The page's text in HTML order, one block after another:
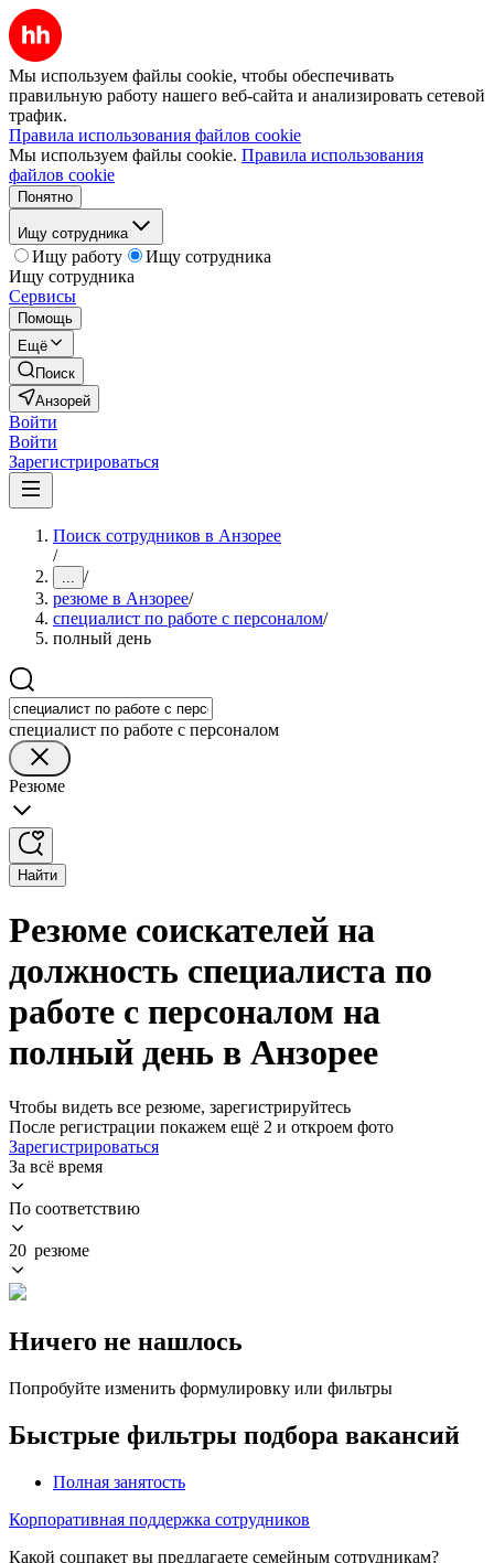
Мы используем файлы cookie, чтобы обеспечивать
правильную работу нашего веб-сайта и анализировать сетевой
трафик.
Правила использования файлов cookie
Мы используем файлы cookie. Правила использования
файлов cookie
Понятно
Ищу сотрудника
Ищу работу
Ищу сотрудника
Ищу сотрудника
Сервисы
Помощь
Ещё
Поиск
Анзорей
Войти
Войти
Зарегистрироваться
Поиск сотрудников в Анзорее
/
... /
резюме в Анзорее/
специалист по работе с персоналом/
полный день
специалист по работе с персоналом
Резюме
Найти
Резюме соискателей на
должность специалиста по
работе с персоналом на
полный день в Анзорее
Чтобы видеть все резюме, зарегистрируйтесь
После регистрации покажем ещё 2 и откроем фото
Зарегистрироваться
За всё время
По соответствию
20 резюме
Ничего не нашлось
Попробуйте изменить формулировку или фильтры
Быстрые фильтры подбора вакансий
Полная занятость
Корпоративная поддержка сотрудников
Какой соцпакет вы предлагаете семейным сотрудникам?